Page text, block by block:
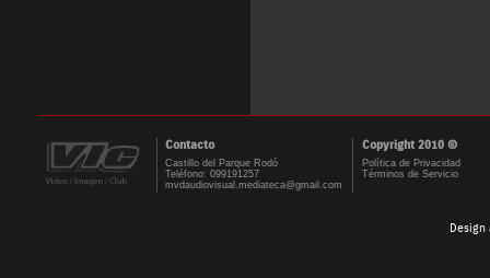
Contacto Copyright 2010 ©
Castillo del Parque Rodó
Teléfono: 099191257
mvdaudiovisual.mediateca@gmail.com
Política de Privacidad
Términos de Servicio